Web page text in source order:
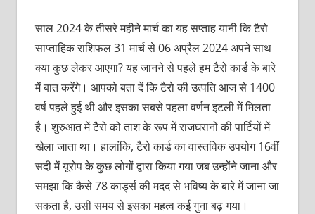
साल 2024 के तीसरे महीने मार्च का यह सप्ताह यानी कि टैरो
साप्ताहिक राशिफल 31 मार्च से 06 अप्रैल 2024 अपने साथ
क्या कुछ लेकर आएगा? यह जानने से पहले हम टैरो कार्ड के बारे
में बात करेंगे। आपको बता दें कि टैरो की उत्पति आज से 1400
वर्ष पहले हुई थी और इसका सबसे पहला वर्णन इटली में मिलता
है। शुरुआत में टैरो को ताश के रूप में राजघरानों की पार्टियों में
खेला जाता था। हालांकि, टैरो कार्ड का वास्तविक उपयोग 16वीं
सदी में यूरोप के कुछ लोगों द्वारा किया गया जब उन्होंने जाना और
समझा कि कैसे 78 कार्ड्स की मदद से भविष्य के बारे में जाना जा
सकता है, उसी समय से इसका महत्व कई गुना बढ़ गया।